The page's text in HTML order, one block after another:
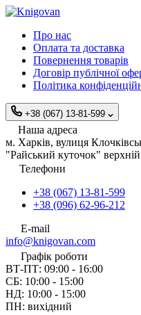
Про нас
Оплата та доставка
Повернення товарів
Договір публічної
Політика
+38 (067) 13-81-599
Наша адреса
м. Харків, вулиця
"Райський куточок"
Телефони
+38 (067) 13-81-599
+38 (096) 62-96-212
E-mail
info@knigovan.com
Графік роботи
ВТ-ПТ: 09:00 - 16:00
СБ: 10:00 - 15:00
НД: 10:00 - 15:00
ПН: вихідний